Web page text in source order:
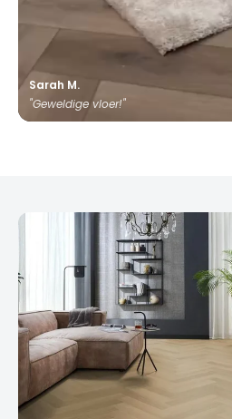
Sarah M.
"Geweldige vloer!"